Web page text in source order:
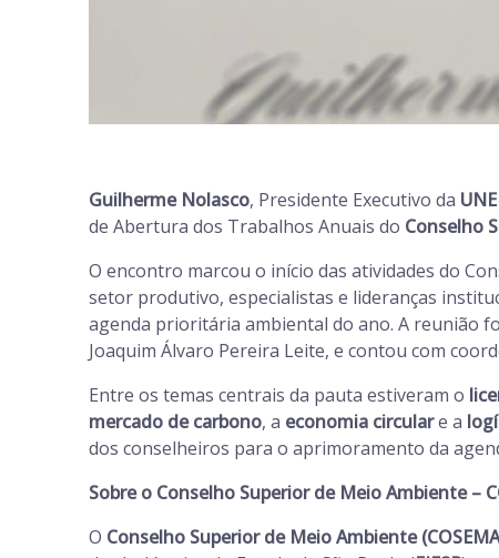
Guilherme Nolasco, Presidente Executivo da
de Abertura dos Trabalhos Anuais do Conselho
O encontro marcou o início das atividades do
setor produtivo, especialistas e lideranças
agenda prioritária ambiental do ano. A reunião
Joaquim Álvaro Pereira Leite, e contou com
Entre os temas centrais da pauta estiveram o
mercado de carbono, a economia circulare a
dos conselheiros para o aprimoramento da
Sobre o Conselho Superior de Meio Ambiente –
O Conselho Superior de Meio Ambiente